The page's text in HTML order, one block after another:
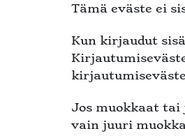
Tämä eväste ei
Kun kirjaudut
Jos muokkaat
vain juuri